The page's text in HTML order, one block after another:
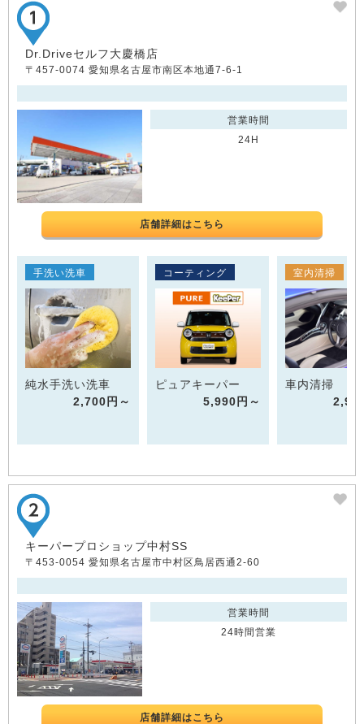
Dr.Driveセルフ大慶橋店
〒457-0074 愛知県名古屋市南区本地通7-6-1
営業時間
24H
店舗詳細はこちら
手洗い洗車
純水手洗い洗車
2,700円～
コーティング
ピュアキーパー
5,990円～
室内清掃
車内清掃
キーパープロショップ中村SS
〒453-0054 愛知県名古屋市中村区鳥居西通2-60
営業時間
24時間営業
店舗詳細はこちら